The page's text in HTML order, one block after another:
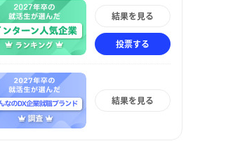
結果を見る
投票する
結果を見る